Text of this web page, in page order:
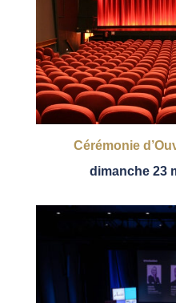
Cérémonie
dimanche 23